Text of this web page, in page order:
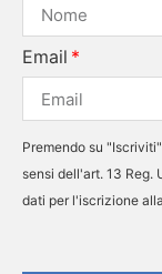
Email
Premendo su
sensi dell'art. 13 Reg.
dati per l'iscrizione